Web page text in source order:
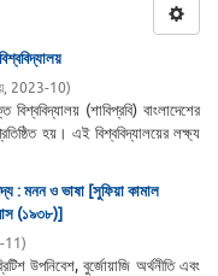
, 2023-10)
(শাবিপ্রবি) বাংলাদেশের
হয়। এই বিশ্ববিদ্যালয়ের লক্ষ্য
: মনন ও ভাষা [সুফিয়া কামাল
(১৯৩৮)]
11)
উপনিবেশ, বুর্জোয়াজি অর্থনীতি এবং